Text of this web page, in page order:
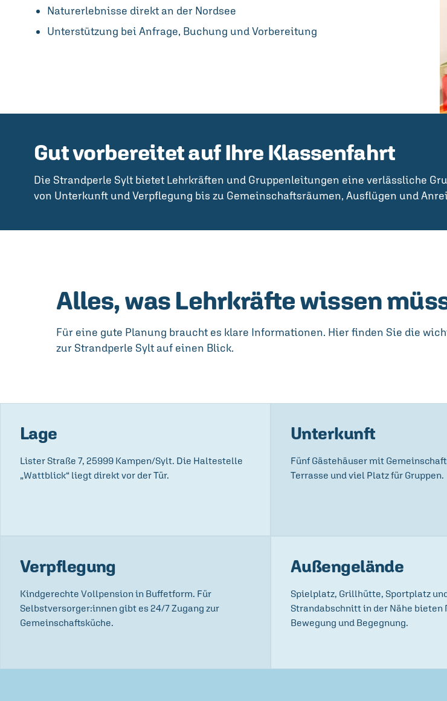
Naturerlebnisse direkt an der Nordsee
Unterstützung bei Anfrage, Buchung und Vorbereitung
Gut vorbereitet auf Ihre Klassenfahrt
Die Strandperle Sylt bietet Lehrkräften und Gruppenleitungen eine verlässliche
von Unterkunft und Verpflegung bis zu Gemeinschaftsräumen, Ausflügen und
Alles, was Lehrkräfte wissen
Für eine gute Planung braucht es klare Informationen. Hier finden Sie die
zur Strandperle Sylt auf einen Blick.
Lage
Lister Straße 7, 25999 Kampen/Sylt. Die Haltestelle
„Wattblick“ liegt direkt vor der Tür.
Unterkunft
Fünf Gästehäuser mit
Terrasse und viel Platz für Gruppen.
Verpflegung
Kindgerechte Vollpension in Buffetform. Für
Selbstversorger:innen gibt es 24/7 Zugang zur
Gemeinschaftsküche.
Außengelände
Spielplatz, Grillhütte, Sportplatz
Strandabschnitt in der Nähe bieten
Bewegung und Begegnung.